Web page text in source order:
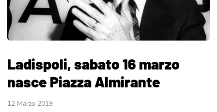
Ladispoli, sabato 16 marzo
nasce Piazza Almirante
12 Marzo 2019